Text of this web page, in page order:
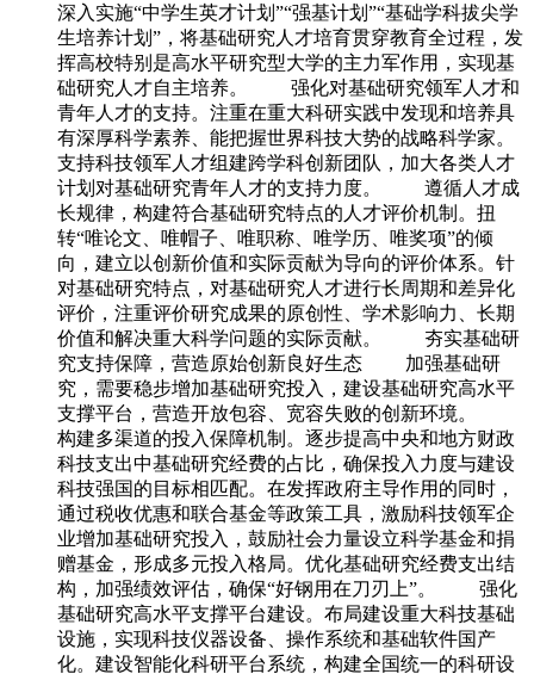
深入实施“中学生英才计划”“强基计划”“基础学科拔尖学
生培养计划”，将基础研究人才培育贯穿教育全过程，发
挥高校特别是高水平研究型大学的主力军作用，实现基
础研究人才自主培养。 强化对基础研究领军人才和
青年人才的支持。注重在重大科研实践中发现和培养具
有深厚科学素养、能把握世界科技大势的战略科学家。
支持科技领军人才组建跨学科创新团队，加大各类人才
计划对基础研究青年人才的支持力度。 遵循人才成
长规律，构建符合基础研究特点的人才评价机制。扭
转“唯论文、唯帽子、唯职称、唯学历、唯奖项”的倾
向，建立以创新价值和实际贡献为导向的评价体系。针
对基础研究特点，对基础研究人才进行长周期和差异化
评价，注重评价研究成果的原创性、学术影响力、长期
价值和解决重大科学问题的实际贡献。 夯实基础研
究支持保障，营造原始创新良好生态 加强基础研
究，需要稳步增加基础研究投入，建设基础研究高水平
支撑平台，营造开放包容、宽容失败的创新环境。
构建多渠道的投入保障机制。逐步提高中央和地方财政
科技支出中基础研究经费的占比，确保投入力度与建设
科技强国的目标相匹配。在发挥政府主导作用的同时，
通过税收优惠和联合基金等政策工具，激励科技领军企
业增加基础研究投入，鼓励社会力量设立科学基金和捐
赠基金，形成多元投入格局。优化基础研究经费支出结
构，加强绩效评估，确保“好钢用在刀刃上”。 强化
基础研究高水平支撑平台建设。布局建设重大科技基础
设施，实现科技仪器设备、操作系统和基础软件国产
化。建设智能化科研平台系统，构建全国统一的科研设